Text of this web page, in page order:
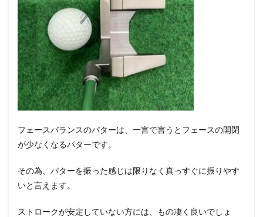
フェースバランスのパターは、一言で言うとフェースの開閉
が少なくなるパターです。
その為、パターを振った感じは限りなく真っすぐに振りやす
いと言えます。
ストロークが安定していない方には、もの凄く良いでしょ